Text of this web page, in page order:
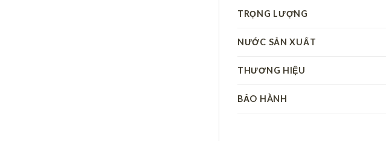
TRỌNG LƯỢNG
NƯỚC SẢN XUẤT
THƯƠNG HIỆU
BẢO HÀNH